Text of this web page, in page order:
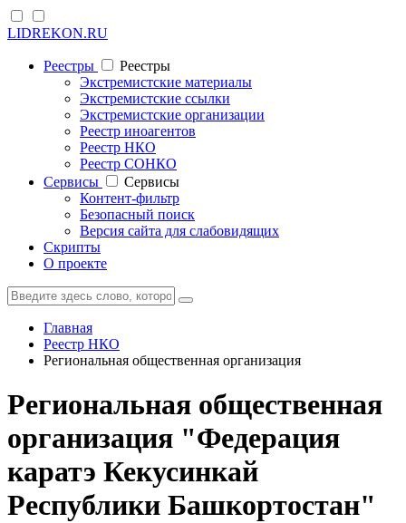
LIDREKON.RU
Реестры
Реестры
Экстремистские материалы
Экстремистские ссылки
Экстремистские организации
Реестр иноагентов
Реестр НКО
Реестр СОНКО
Cервисы
Cервисы
Контент-фильтр
Безопасный поиск
Версия сайта для слабовидящих
Скрипты
О проекте
Главная
Реестр НКО
Региональная общественная организация
Региональная общественная
организация "Федерация
каратэ Кекусинкай
Республики Башкортостан"